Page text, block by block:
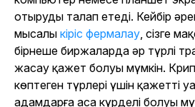
отыруды талап етеді. Кейбір
мысалы кіріс фермалау, сізге
бірнеше биржаларда әр түрлі
жасау қажет болуы мүмкін.
көптеген түрлері үшін қажетті
адамдарға аса күрделі болуы